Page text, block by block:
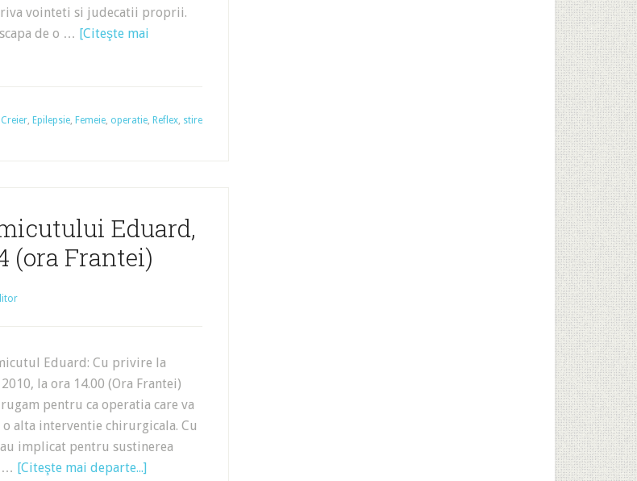
vointeti si judecatii proprii.
de o … [Citeşte mai
Creier, Epilepsie, Femeie, operatie, Reflex, stire
Eduard,
(ora Frantei)
Eduard: Cu privire la
la ora 14.00 (Ora Frantei)
pentru ca operatia care va
alta interventie chirurgicala. Cu
implicat pentru sustinerea
… [Citeşte mai departe...]